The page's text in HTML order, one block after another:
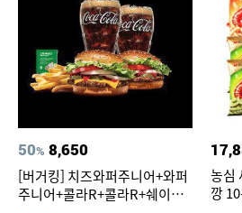
50% 8,650
[버거킹] 치즈와퍼주니어+와퍼
주니어+콜라R+콜라R+쉐이킹
농심
깡